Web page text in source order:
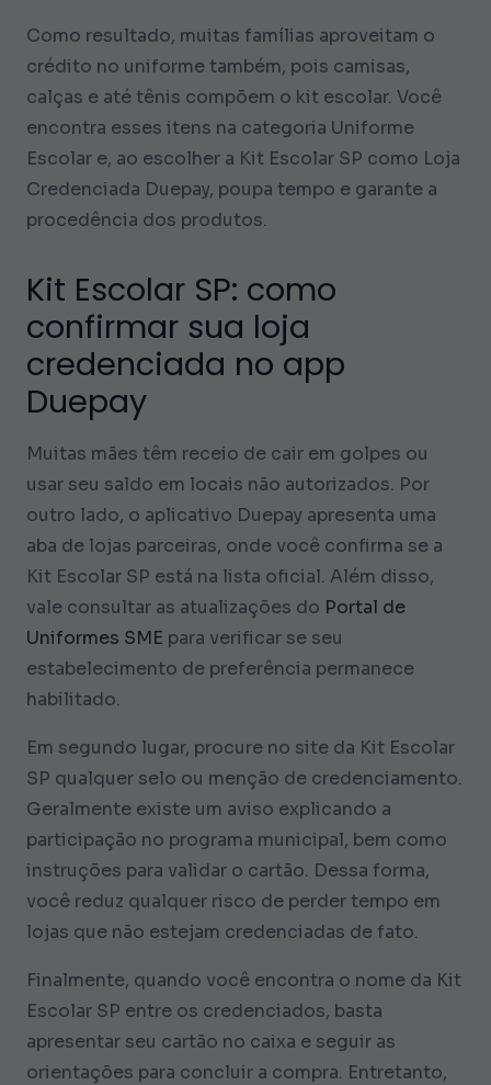
Como resultado, muitas famílias aproveitam o
crédito no uniforme também, pois camisas,
calças e até tênis compõem o kit escolar. Você
encontra esses itens na categoria Uniforme
Escolar e, ao escolher a Kit Escolar SP como Loja
Credenciada Duepay, poupa tempo e garante a
procedência dos produtos.
Kit Escolar SP: como
confirmar sua loja
credenciada no app
Duepay
Muitas mães têm receio de cair em golpes ou
usar seu saldo em locais não autorizados. Por
outro lado, o aplicativo Duepay apresenta uma
aba de lojas parceiras, onde você confirma se a
Kit Escolar SP está na lista oficial. Além disso,
vale consultar as atualizações do Portal de
Uniformes SME para verificar se seu
estabelecimento de preferência permanece
habilitado.
Em segundo lugar, procure no site da Kit Escolar
SP qualquer selo ou menção de credenciamento.
Geralmente existe um aviso explicando a
participação no programa municipal, bem como
instruções para validar o cartão. Dessa forma,
você reduz qualquer risco de perder tempo em
lojas que não estejam credenciadas de fato.
Finalmente, quando você encontra o nome da Kit
Escolar SP entre os credenciados, basta
apresentar seu cartão no caixa e seguir as
orientações para concluir a compra. Entretanto,